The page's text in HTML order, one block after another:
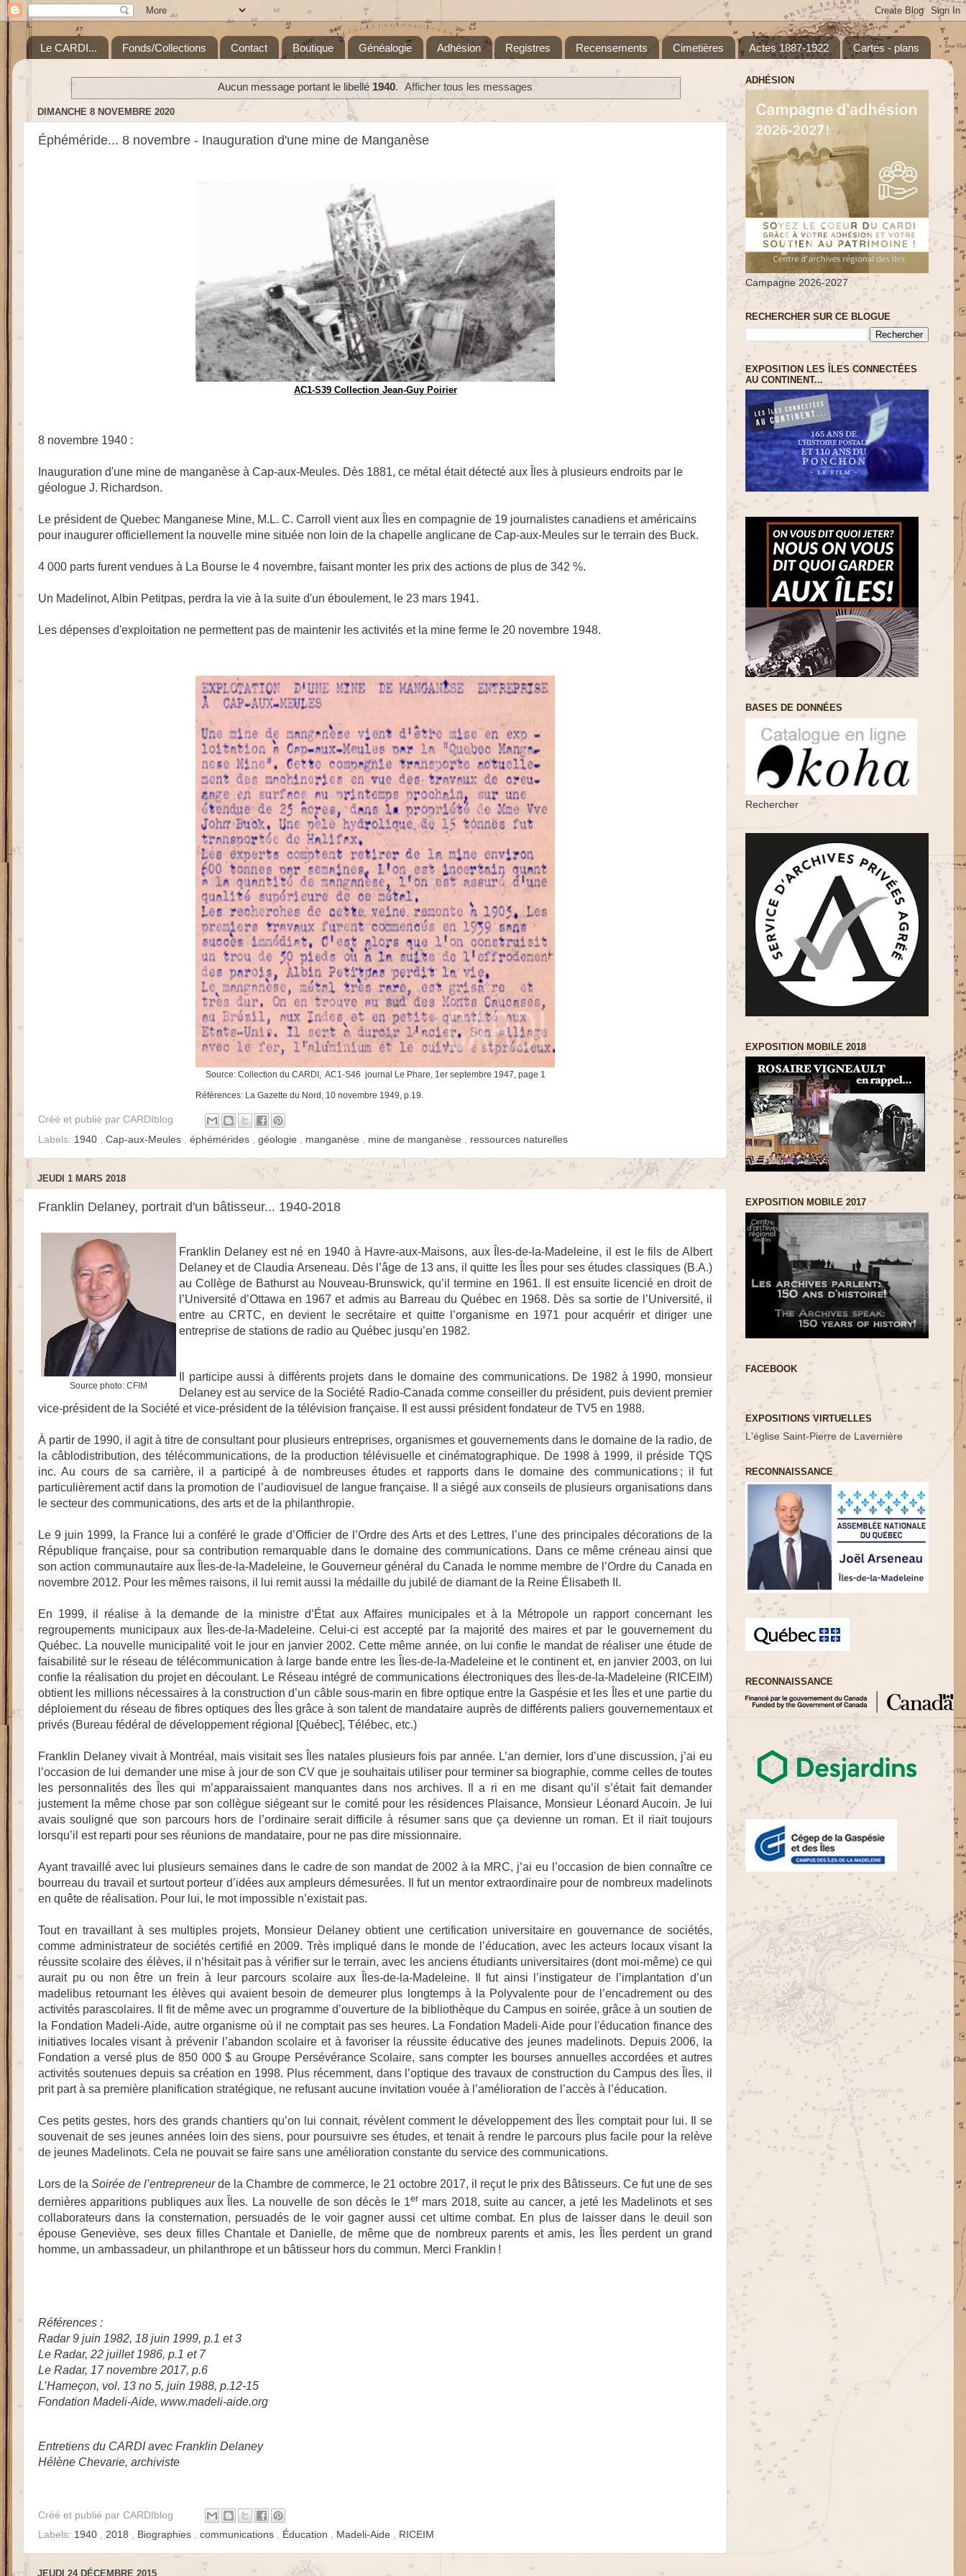
Le CARDI... Fonds/Collections Contact Boutique Généalogie Adhésion Registres Recensements Cimetières Actes 1887-1922 Cartes - plans
Aucun message portant le libellé 1940. Afficher tous les messages
DIMANCHE 8 NOVEMBRE 2020
Éphéméride... 8 novembre - Inauguration d'une mine de Manganèse
AC1-S39 Collection Jean-Guy Poirier
8 novembre 1940 :
Inauguration d'une mine de manganèse à Cap-aux-Meules. Dès 1881, ce métal était détecté aux Îles à plusieurs endroits par le
géologue J. Richardson.
Le président de Quebec Manganese Mine, M.L. C. Carroll vient aux Îles en compagnie de 19 journalistes canadiens et américains
pour inaugurer officiellement la nouvelle mine située non loin de la chapelle anglicane de Cap-aux-Meules sur le terrain des Buck.
4 000 parts furent vendues à La Bourse le 4 novembre, faisant monter les prix des actions de plus de 342 %.
Un Madelinot, Albin Petitpas, perdra la vie à la suite d'un éboulement, le 23 mars 1941.
Les dépenses d'exploitation ne permettent pas de maintenir les activités et la mine ferme le 20 novembre 1948.
Source: Collection du CARDI, AC1-S46 journal Le Phare, 1er septembre 1947, page 1
Références: La Gazette du Nord, 10 novembre 1949, p.19.
Créé et publié par CARDIblog
Labels: 1940 Cap-aux-Meules éphémérides géologie manganèse mine de manganèse ressources naturelles
JEUDI 1 MARS 2018
Franklin Delaney, portrait d'un bâtisseur... 1940-2018
Source photo: CFIM
Franklin Delaney est né en 1940 à Havre-aux-Maisons, aux Îles-de-la-Madeleine, il est le fils de Albert
Delaney et de Claudia Arseneau. Dès l’âge de 13 ans, il quitte les Îles pour ses études classiques (B.A.)
au Collège de Bathurst au Nouveau-Brunswick, qu’il termine en 1961. Il est ensuite licencié en droit de
l’Université d’Ottawa en 1967 et admis au Barreau du Québec en 1968. Dès sa sortie de l’Université, il
entre au CRTC, en devient le secrétaire et quitte l’organisme en 1971 pour acquérir et diriger une
entreprise de stations de radio au Québec jusqu’en 1982.
Il participe aussi à différents projets dans le domaine des communications. De 1982 à 1990, monsieur
Delaney est au service de la Société Radio-Canada comme conseiller du président, puis devient premier
vice-président de la Société et vice-président de la télévision française. Il est aussi président fondateur de TV5 en 1988.
À partir de 1990, il agit à titre de consultant pour plusieurs entreprises, organismes et gouvernements dans le domaine de la radio, de
la câblodistribution, des télécommunications, de la production télévisuelle et cinématographique. De 1998 à 1999, il préside TQS
inc. Au cours de sa carrière, il a participé à de nombreuses études et rapports dans le domaine des communications ; il fut
particulièrement actif dans la promotion de l’audiovisuel de langue française. Il a siégé aux conseils de plusieurs organisations dans
le secteur des communications, des arts et de la philanthropie.
Le 9 juin 1999, la France lui a conféré le grade d’Officier de l’Ordre des Arts et des Lettres, l’une des principales décorations de la
République française, pour sa contribution remarquable dans le domaine des communications. Dans ce même créneau ainsi que
son action communautaire aux Îles-de-la-Madeleine, le Gouverneur général du Canada le nomme membre de l’Ordre du Canada en
novembre 2012. Pour les mêmes raisons, il lui remit aussi la médaille du jubilé de diamant de la Reine Élisabeth II.
En 1999, il réalise à la demande de la ministre d’État aux Affaires municipales et à la Métropole un rapport concernant les
regroupements municipaux aux Îles-de-la-Madeleine. Celui-ci est accepté par la majorité des maires et par le gouvernement du
Québec. La nouvelle municipalité voit le jour en janvier 2002. Cette même année, on lui confie le mandat de réaliser une étude de
faisabilité sur le réseau de télécommunication à large bande entre les Îles-de-la-Madeleine et le continent et, en janvier 2003, on lui
confie la réalisation du projet en découlant. Le Réseau intégré de communications électroniques des Îles-de-la-Madeleine (RICEIM)
obtient les millions nécessaires à la construction d’un câble sous-marin en fibre optique entre la Gaspésie et les Îles et une partie du
déploiement du réseau de fibres optiques des Îles grâce à son talent de mandataire auprès de différents paliers gouvernementaux et
privés (Bureau fédéral de développement régional [Québec], Télébec, etc.)
Franklin Delaney vivait à Montréal, mais visitait ses Îles natales plusieurs fois par année. L’an dernier, lors d’une discussion, j’ai eu
l’occasion de lui demander une mise à jour de son CV que je souhaitais utiliser pour terminer sa biographie, comme celles de toutes
les personnalités des Îles qui m’apparaissaient manquantes dans nos archives. Il a ri en me disant qu’il s’était fait demander
justement la même chose par son collègue siégeant sur le comité pour les résidences Plaisance, Monsieur Léonard Aucoin. Je lui
avais souligné que son parcours hors de l’ordinaire serait difficile à résumer sans que ça devienne un roman. Et il riait toujours
lorsqu’il est reparti pour ses réunions de mandataire, pour ne pas dire missionnaire.
Ayant travaillé avec lui plusieurs semaines dans le cadre de son mandat de 2002 à la MRC, j’ai eu l’occasion de bien connaître ce
bourreau du travail et surtout porteur d’idées aux ampleurs démesurées. Il fut un mentor extraordinaire pour de nombreux madelinots
en quête de réalisation. Pour lui, le mot impossible n’existait pas.
Tout en travaillant à ses multiples projets, Monsieur Delaney obtient une certification universitaire en gouvernance de sociétés,
comme administrateur de sociétés certifié en 2009. Très impliqué dans le monde de l’éducation, avec les acteurs locaux visant la
réussite scolaire des élèves, il n’hésitait pas à vérifier sur le terrain, avec les anciens étudiants universitaires (dont moi-même) ce qui
aurait pu ou non être un frein à leur parcours scolaire aux Îles-de-la-Madeleine. Il fut ainsi l’instigateur de l’implantation d’un
madelibus retournant les élèves qui avaient besoin de demeurer plus longtemps à la Polyvalente pour de l’encadrement ou des
activités parascolaires. Il fit de même avec un programme d’ouverture de la bibliothèque du Campus en soirée, grâce à un soutien de
la Fondation Madeli-Aide, autre organisme où il ne comptait pas ses heures. La Fondation Madeli‐Aide pour l'éducation finance des
initiatives locales visant à prévenir l’abandon scolaire et à favoriser la réussite éducative des jeunes madelinots. Depuis 2006, la
Fondation a versé plus de 850 000 $ au Groupe Persévérance Scolaire, sans compter les bourses annuelles accordées et autres
activités soutenues depuis sa création en 1998. Plus récemment, dans l’optique des travaux de construction du Campus des Îles, il
prit part à sa première planification stratégique, ne refusant aucune invitation vouée à l’amélioration de l’accès à l’éducation.
Ces petits gestes, hors des grands chantiers qu’on lui connait, révèlent comment le développement des Îles comptait pour lui. Il se
souvenait de ses jeunes années loin des siens, pour poursuivre ses études, et tenait à rendre le parcours plus facile pour la relève
de jeunes Madelinots. Cela ne pouvait se faire sans une amélioration constante du service des communications.
Lors de la Soirée de l’entrepreneurde la Chambre de commerce, le 21 octobre 2017, il reçut le prix des Bâtisseurs. Ce fut une de ses
dernières apparitions publiques aux Îles. La nouvelle de son décès le 1er mars 2018, suite au cancer, a jeté les Madelinots et ses
collaborateurs dans la consternation, persuadés de le voir gagner aussi cet ultime combat. En plus de laisser dans le deuil son
épouse Geneviève, ses deux filles Chantale et Danielle, de même que de nombreux parents et amis, les Îles perdent un grand
homme, un ambassadeur, un philanthrope et un bâtisseur hors du commun. Merci Franklin !
Références :
Radar 9 juin 1982, 18 juin 1999, p.1 et 3
Le Radar, 22 juillet 1986, p.1 et 7
Le Radar, 17 novembre 2017, p.6
L’Hameçon, vol. 13 no 5, juin 1988, p.12-15
Fondation Madeli-Aide, www.madeli-aide.org
Entretiens du CARDI avec Franklin Delaney
Hélène Chevarie, archiviste
Créé et publié par CARDIblog
Labels: 1940 , 2018 , Biographies , communications , Éducation , Madeli-Aide , RICEIM
JEUDI 24 DÉCEMBRE 2015
ADHÉSION
Campagne 2026-2027
RECHERCHER SUR CE BLOGUE
EXPOSITION LES ÎLES CONNECTÉES
AU CONTINENT...
BASES DE DONNÉES
Rechercher
EXPOSITION MOBILE 2018
EXPOSITION MOBILE 2017
FACEBOOK
EXPOSITIONS VIRTUELLES
L'église Saint-Pierre de Lavernière
RECONNAISSANCE
RECONNAISSANCE